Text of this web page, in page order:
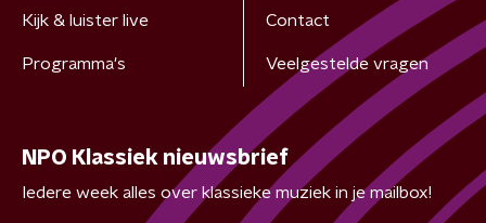
Kijk & luister live
Programma's
Contact
Veelgestelde vragen
NPO Klassiek nieuwsbrief
Iedere week alles over klassieke muziek in je mailbox!